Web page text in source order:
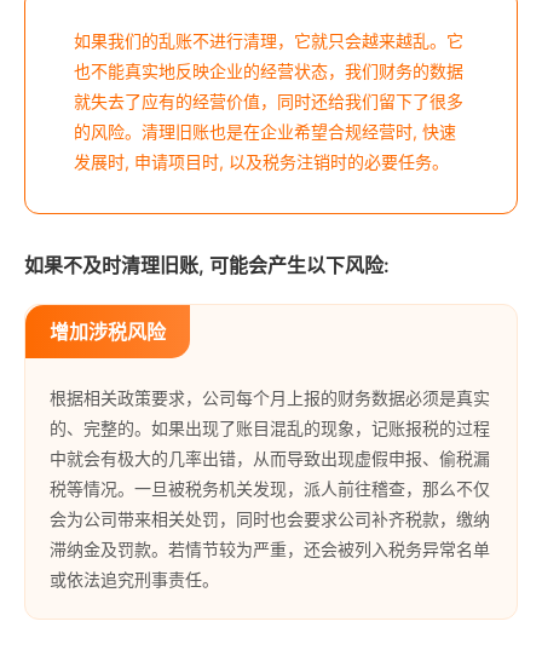
如果我们的乱账不进行清理，它就只会越来越乱。它
也不能真实地反映企业的经营状态，我们财务的数据
就失去了应有的经营价值，同时还给我们留下了很多
的风险。清理旧账也是在企业希望合规经营时, 快速
发展时, 申请项目时, 以及税务注销时的必要任务。
如果不及时清理旧账, 可能会产生以下风险:
增加涉税风险
根据相关政策要求，公司每个月上报的财务数据必须是真实
的、完整的。如果出现了账目混乱的现象，记账报税的过程
中就会有极大的几率出错，从而导致出现虚假申报、偷税漏
税等情况。一旦被税务机关发现，派人前往稽查，那么不仅
会为公司带来相关处罚，同时也会要求公司补齐税款，缴纳
滞纳金及罚款。若情节较为严重，还会被列入税务异常名单
或依法追究刑事责任。